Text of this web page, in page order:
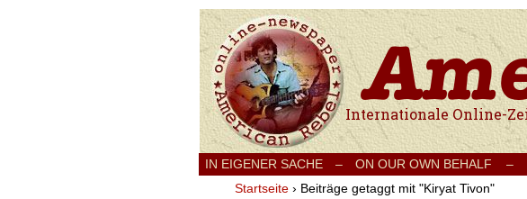
Internationale Onlinezeitung für
IN EIGENER SACHE – ON OUR OWN BEHALF –
Startseite › Beiträge getaggt mit "Kiryat Tivon"